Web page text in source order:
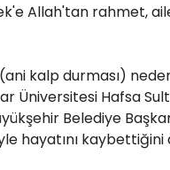
Allah'tan rahmet,
kalp durması)
Üniversitesi Hafsa
Belediye
hayatını kaybettiğini